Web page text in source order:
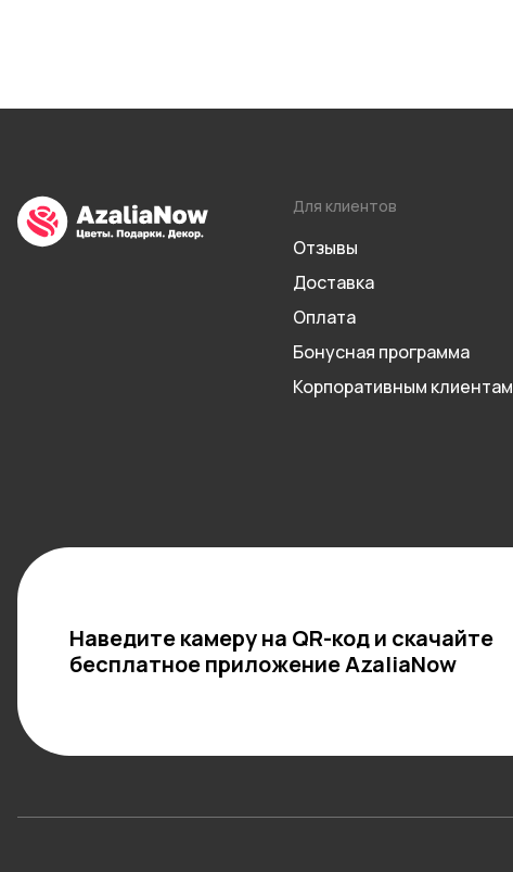
Для клиентов
Отзывы
Доставка
Оплата
Бонусная программа
Корпоративным клиентам
Наведите камеру на QR-код и скачайте
бесплатное приложение AzaliaNow